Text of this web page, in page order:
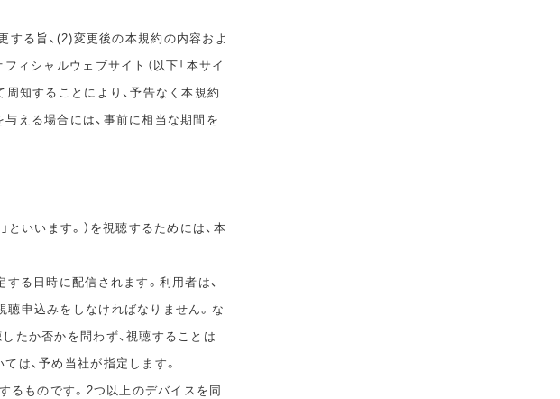
する旨、(2)変更後の本規約の内容およ
ィシャルウェブサイト（以下「本サイ
周知することにより、予告なく本規約
える場合には、事前に相当な期間を
いいます。）を視聴するためには、本
る日時に配信されます。利用者は、
聴申込みをしなければなりません。な
たか否かを問わず、視聴することは
は、予め当社が指定します。
るものです。2つ以上のデバイスを同